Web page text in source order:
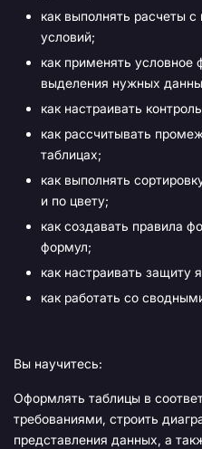
как выполнять расчеты
условий;
как применять условное
выделения нужных
как настраивать
как рассчитывать
таблицах;
как выполнять
и по цвету;
как создавать правила
формул;
как настраивать защиту
как работать со
Вы научитесь:
Оформлять таблицы в
требованиями, строить
представления данных, а